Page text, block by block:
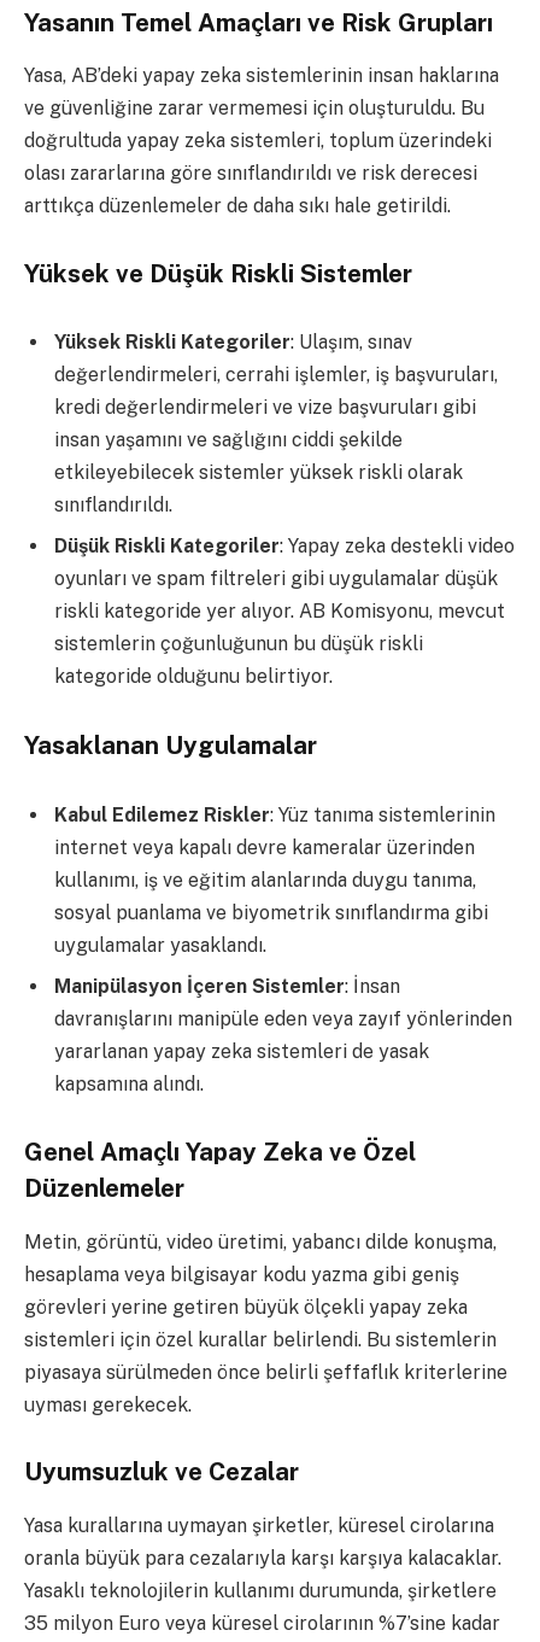
Yasanın Temel Amaçları ve Risk Grupları
Yasa, AB’deki yapay zeka sistemlerinin insan haklarına
ve güvenliğine zarar vermemesi için oluşturuldu. Bu
doğrultuda yapay zeka sistemleri, toplum üzerindeki
olası zararlarına göre sınıflandırıldı ve risk derecesi
arttıkça düzenlemeler de daha sıkı hale getirildi.
Yüksek ve Düşük Riskli Sistemler
Yüksek Riskli Kategoriler: Ulaşım, sınav
değerlendirmeleri, cerrahi işlemler, iş başvuruları,
kredi değerlendirmeleri ve vize başvuruları gibi
insan yaşamını ve sağlığını ciddi şekilde
etkileyebilecek sistemler yüksek riskli olarak
sınıflandırıldı.
Düşük Riskli Kategoriler: Yapay zeka destekli video
oyunları ve spam filtreleri gibi uygulamalar düşük
riskli kategoride yer alıyor. AB Komisyonu, mevcut
sistemlerin çoğunluğunun bu düşük riskli
kategoride olduğunu belirtiyor.
Yasaklanan Uygulamalar
Kabul Edilemez Riskler: Yüz tanıma sistemlerinin
internet veya kapalı devre kameralar üzerinden
kullanımı, iş ve eğitim alanlarında duygu tanıma,
sosyal puanlama ve biyometrik sınıflandırma gibi
uygulamalar yasaklandı.
Manipülasyon İçeren Sistemler: İnsan
davranışlarını manipüle eden veya zayıf yönlerinden
yararlanan yapay zeka sistemleri de yasak
kapsamına alındı.
Genel Amaçlı Yapay Zeka ve Özel
Düzenlemeler
Metin, görüntü, video üretimi, yabancı dilde konuşma,
hesaplama veya bilgisayar kodu yazma gibi geniş
görevleri yerine getiren büyük ölçekli yapay zeka
sistemleri için özel kurallar belirlendi. Bu sistemlerin
piyasaya sürülmeden önce belirli şeffaflık kriterlerine
uyması gerekecek.
Uyumsuzluk ve Cezalar
Yasa kurallarına uymayan şirketler, küresel cirolarına
oranla büyük para cezalarıyla karşı karşıya kalacaklar.
Yasaklı teknolojilerin kullanımı durumunda, şirketlere
35 milyon Euro veya küresel cirolarının %7’sine kadar